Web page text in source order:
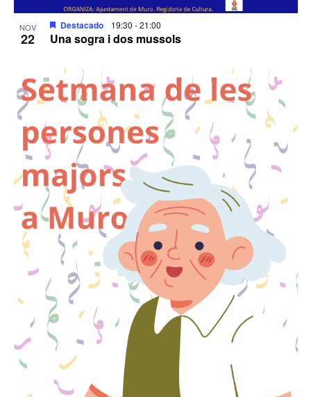
NOV
22 Una sogra i dos mussols
Destacado 19:30 -21:00